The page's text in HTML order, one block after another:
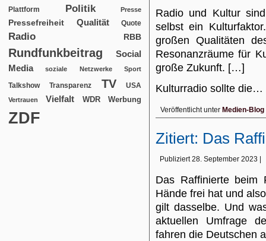
Plattform Politik Presse
Pressefreiheit Qualität Quote
Radio RBB
Rundfunkbeitrag
Social
Media
soziale Netzwerke Sport
Talkshow Transparenz TV USA
Vertrauen Vielfalt WDR Werbung
ZDF
Radio und Kultur
selbst ein
großen Qualitäten
Resonanzräume für
große Zukunft. […]
Kulturradio sollte die…
Veröffentlicht unter Medien-Blog
Zitiert: Das
Publiziert 28. September 2023
Das Raffinierte beim
Hände frei hat und
gilt dasselbe. Und
aktuellen Umfrage
fahren die Deutschen